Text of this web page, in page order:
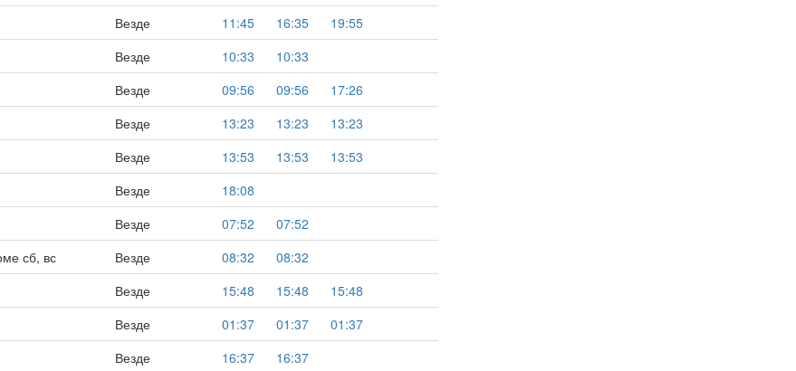
Везде 11:45 16:35
19:55
Везде 10:33
10:33
Везде 09:56 09:56
17:26
Везде 13:23 13:23
13:23
Везде 13:53 13:53
13:53
Везде
18:08
Везде 07:52
07:52
сб, вс Везде 08:32
08:32
Везде 15:48 15:48
15:48
Везде 01:37 01:37
01:37
Везде 16:37
16:37